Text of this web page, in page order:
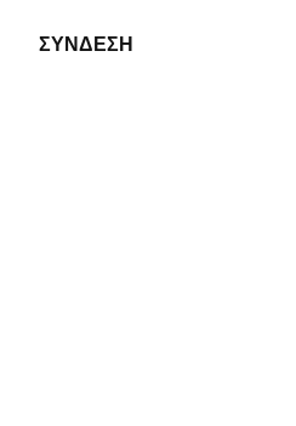
ΣΎΝΔΕΣΗ